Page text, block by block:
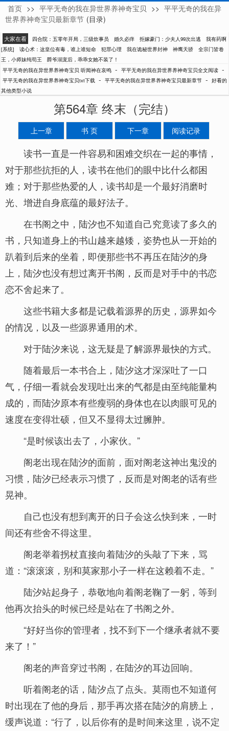
听闻神在哀鸣
首页 >> 平平无奇的我在异世界养神奇宝贝 >> 平平无奇的我在异
世界养神奇宝贝最新章节 (目录)
大家在看 四合院：五零年开局，三级炊事员 婚久必痒 拒嫁豪门：少夫人99次出逃
我有药啊
[系统]
读心术：这皇位有毒，谁上谁短命 犯罪心理 我在诡秘世界封神 神鹰天骄
全宗门皆卷
王，小师妹纯苟王
爵爷溺宠后，乖乖女她不装了！
平平无奇的我在异世界养神奇宝贝 听闻神在哀鸣 - 平平无奇的我在异世界养神奇宝贝全文阅读 -
平平无奇的我在异世界养神奇宝贝txt下载 - 平平无奇的我在异世界养神奇宝贝最新章节 - 好看的
其他类型小说
第564章 终末（完结）
上一章 书 页 下一章 阅读记录
读书一直是一件容易和困难交织在一起的事情，
对于那些抗拒的人，读书在他们的眼中比什么都困
难；对于那些热爱的人，读书却是一个最好消磨时
光、增进自身底蕴的最好法子。
在书阁之中，陆汐也不知道自己究竟读了多久的
书，只知道身上的书山越来越矮，姿势也从一开始的
趴着到后来的坐着，即便那些书不再压在陆汐的身
上，陆汐也没有想过离开书阁，反而是对手中的书恋
恋不舍起来了。
这些书籍大多都是记载着源界的历史，源界如今
的情况，以及一些源界通用的术。
对于陆汐来说，这无疑是了解源界最快的方式。
随着最后一本书合上，陆汐这才深深吐了一口
气，仔细一看就会发现吐出来的气都是由至纯能量构
成的，而陆汐原本有些瘦弱的身体也在以肉眼可见的
速度在变得壮硕，但又不显得太过臃肿。
“是时候该出去了，小家伙。”
阁老出现在陆汐的面前，面对阁老这神出鬼没的
习惯，陆汐已经表示习惯了，反而是对阁老的话有些
晃神。
自己也没有想到离开的日子会这么快到来，一时
间还有些舍不得这里。
阁老举着拐杖直接向着陆汐的头敲了下来，骂
道：“滚滚滚，别和莫家那小子一样在这赖着不走。”
陆汐站起身子，恭敬地向着阁老鞠了一躬，等到
他再次抬头的时候已经是站在了书阁之外。
“好好当你的管理者，找不到下一个继承者就不要
来了！”
阁老的声音穿过书阁，在陆汐的耳边回响。
听着阁老的话，陆汐点了点头。莫雨也不知道何
时出现在了他的身后，那手再次搭在陆汐的肩膀上，
缓声说道：“行了，以后你有的是时间来这里，说不定